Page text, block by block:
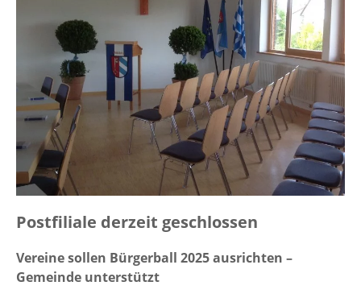
Postfiliale derzeit geschlossen
Vereine sollen Bürgerball 2025 ausrichten –
Gemeinde unterstützt